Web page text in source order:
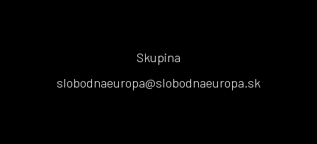
Skupina
slobodnaeuropa@slobodnaeuropa.sk